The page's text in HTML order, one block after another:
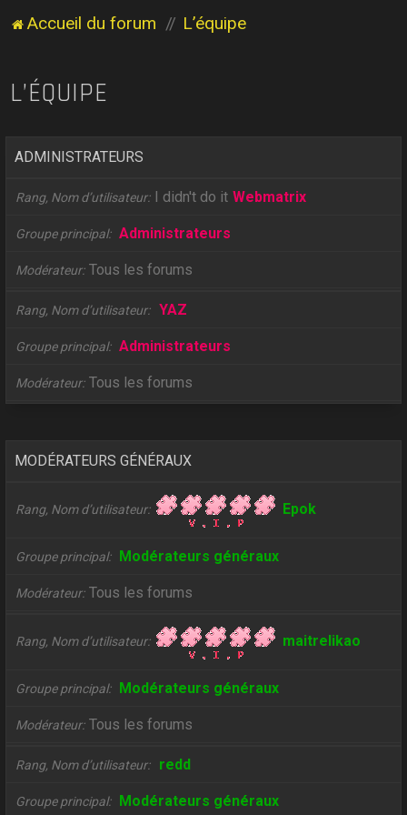
Accueil du forum L’équipe
L’ÉQUIPE
ADMINISTRATEURS
Rang, Nom d’utilisateur I didn't do it Webmatrix
Groupe principal Administrateurs
Modérateur Tous les forums
Rang, Nom d’utilisateur YAZ
Groupe principal Administrateurs
Modérateur Tous les forums
MODÉRATEURS GÉNÉRAUX
Rang, Nom d’utilisateur Epok
Groupe principal Modérateurs généraux
Modérateur Tous les forums
Rang, Nom d’utilisateur maitrelikao
Groupe principal Modérateurs généraux
Modérateur Tous les forums
Rang, Nom d’utilisateur redd
Groupe principal Modérateurs généraux